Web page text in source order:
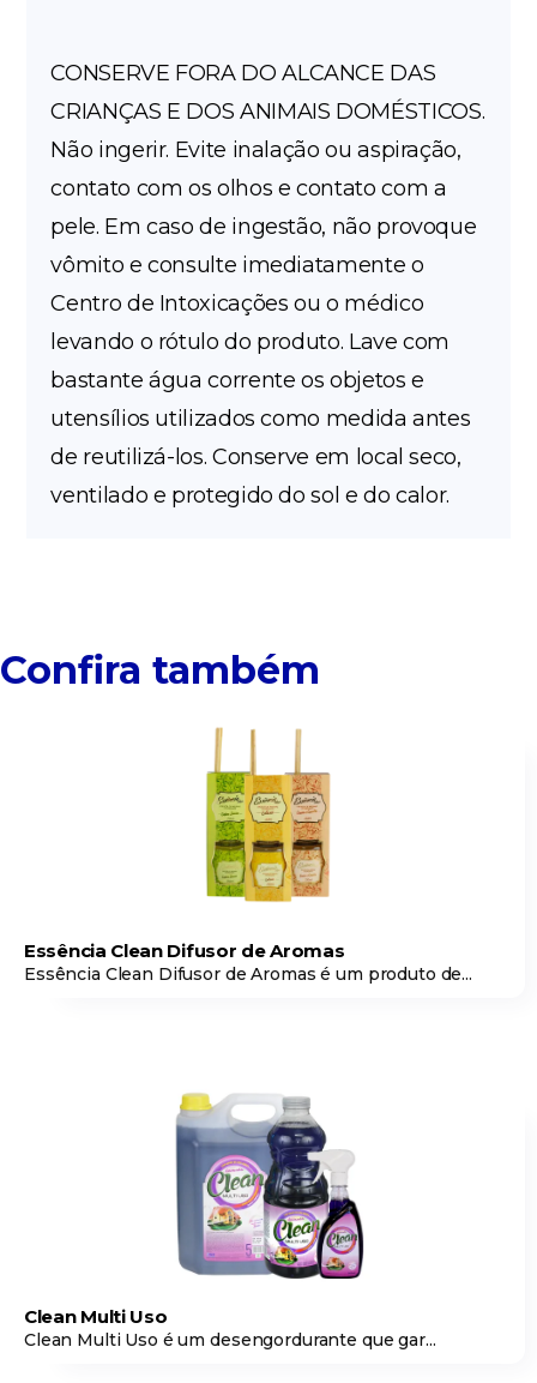
CONSERVE FORA DO ALCANCE DAS
CRIANÇAS E DOS ANIMAIS DOMÉSTICOS.
Não ingerir. Evite inalação ou aspiração,
contato com os olhos e contato com a
pele. Em caso de ingestão, não provoque
vômito e consulte imediatamente o
Centro de Intoxicações ou o médico
levando o rótulo do produto. Lave com
bastante água corrente os objetos e
utensílios utilizados como medida antes
de reutilizá-los. Conserve em local seco,
ventilado e protegido do sol e do calor.
Confira também
Essência Clean Difusor de Aromas
Essência Clean Difusor de Aromas é um produto de...
Clean Multi Uso
Clean Multi Uso é um desengordurante que gar...